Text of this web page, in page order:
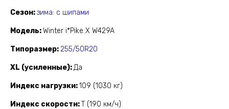
Сезон зима: с шипами
Модель Winter i*Pike X W429A
Типоразмер 255/50R20
XL (усиленные) Да
Индекс нагрузки 109 (1030 кг)
Индекс скорости T (190 км/ч)